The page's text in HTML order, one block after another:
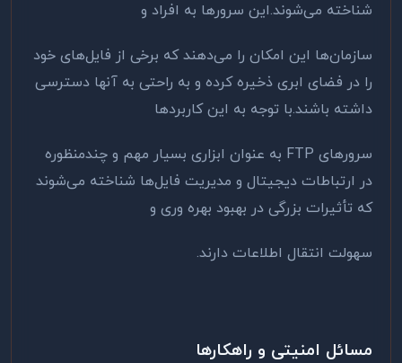
شناخته می‌شوند.این سرورها به افراد و
سازمان‌ها این امکان را می‌دهند که برخی از فایل‌های خود
را در فضای ابری ذخیره کرده و به راحتی به آنها دسترسی
داشته باشند.با توجه به این کاربردها
سرورهای FTP به عنوان ابزاری بسیار مهم و چندمنظوره
در ارتباطات دیجیتال و مدیریت فایل‌ها شناخته می‌شوند
که تأثیرات بزرگی در بهبود بهره‌ وری و
سهولت انتقال اطلاعات دارند.
مسائل امنیتی و راهکارها